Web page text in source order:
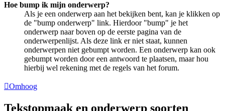
Hoe bump ik mijn onderwerp?
Als je een onderwerp aan het bekijken bent, kan je klikken op
de "bump onderwerp" link. Hierdoor "bump" je het
onderwerp naar boven op de eerste pagina van de
onderwerpenlijst. Als deze link er niet staat, kunnen
onderwerpen niet gebumpt worden. Een onderwerp kan ook
gebumpt worden door een antwoord te plaatsen, maar hou
hierbij wel rekening met de regels van het forum.
Omhoog
Tekstopmaak en onderwerp soorten